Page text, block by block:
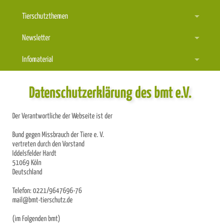
Tierschutzthemen
Newsletter
Infomaterial
Datenschutzerklärung des bmt e.V.
Der Verantwortliche der Webseite ist der
Bund gegen Missbrauch der Tiere e. V.
vertreten durch den Vorstand
Iddelsfelder Hardt
51069 Köln
Deutschland
Telefon: 0221/9647696-76
mail@bmt-tierschutz.de
(im Folgenden bmt)